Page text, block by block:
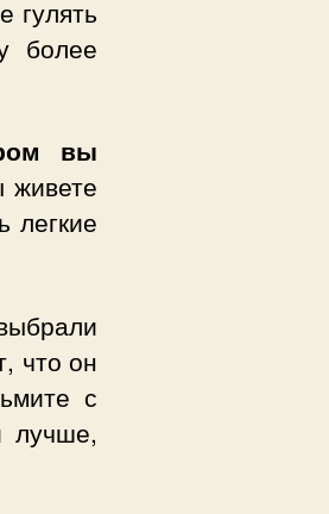
гулять
более
вы
легкие
что он
с
лучше,